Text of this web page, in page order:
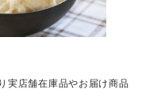
実店舗在庫品やお届け商品